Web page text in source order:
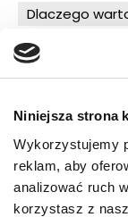
Niniejsza strona
Wykorzystujemy
reklam, aby
analizować ruch
korzystasz z
Dlaczego
Zalecenia
Składniki
Skład
O!MEGA